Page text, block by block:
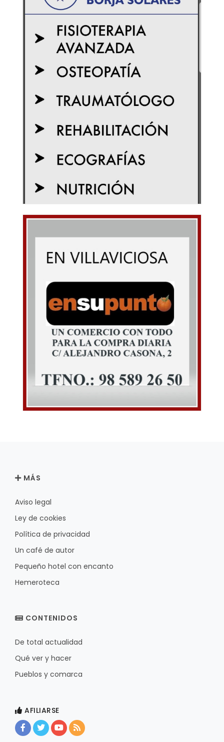
MÁS
Aviso legal
Ley de cookies
Política de privacidad
Un café de autor
Pequeño hotel con encanto
Hemeroteca
CONTENIDOS
De total actualidad
Qué ver y hacer
Pueblos y comarca
AFILIARSE